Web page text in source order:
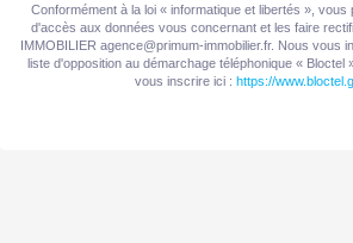
Conformément à la loi « informatique et libertés »,
d'accès aux données vous concernant et les faire
IMMOBILIER agence@primum-immobilier.fr. Nous vous
liste d'opposition au démarchage téléphonique « Bloctel
vous inscrire ici : https://